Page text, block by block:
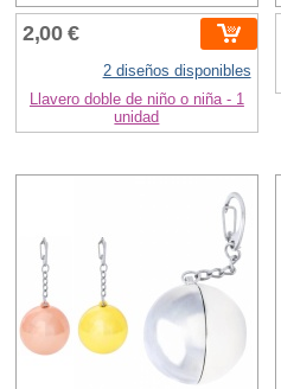
2,00 €
2 diseños disponibles
Llavero doble de niño o niña - 1
unidad